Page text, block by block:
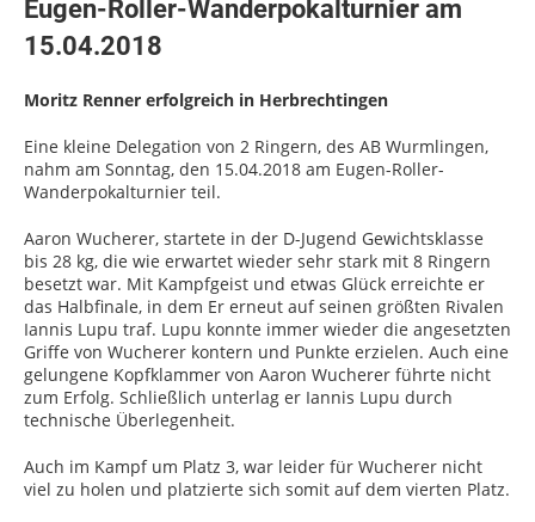
Eugen-Roller-Wanderpokalturnier am
15.04.2018
Moritz Renner erfolgreich in Herbrechtingen
Eine kleine Delegation von 2 Ringern, des AB Wurmlingen,
nahm am Sonntag, den 15.04.2018 am Eugen-Roller-
Wanderpokalturnier teil.
Aaron Wucherer, startete in der D-Jugend Gewichtsklasse
bis 28 kg, die wie erwartet wieder sehr stark mit 8 Ringern
besetzt war. Mit Kampfgeist und etwas Glück erreichte er
das Halbfinale, in dem Er erneut auf seinen größten Rivalen
Iannis Lupu traf. Lupu konnte immer wieder die angesetzten
Griffe von Wucherer kontern und Punkte erzielen. Auch eine
gelungene Kopfklammer von Aaron Wucherer führte nicht
zum Erfolg. Schließlich unterlag er Iannis Lupu durch
technische Überlegenheit.
Auch im Kampf um Platz 3, war leider für Wucherer nicht
viel zu holen und platzierte sich somit auf dem vierten Platz.